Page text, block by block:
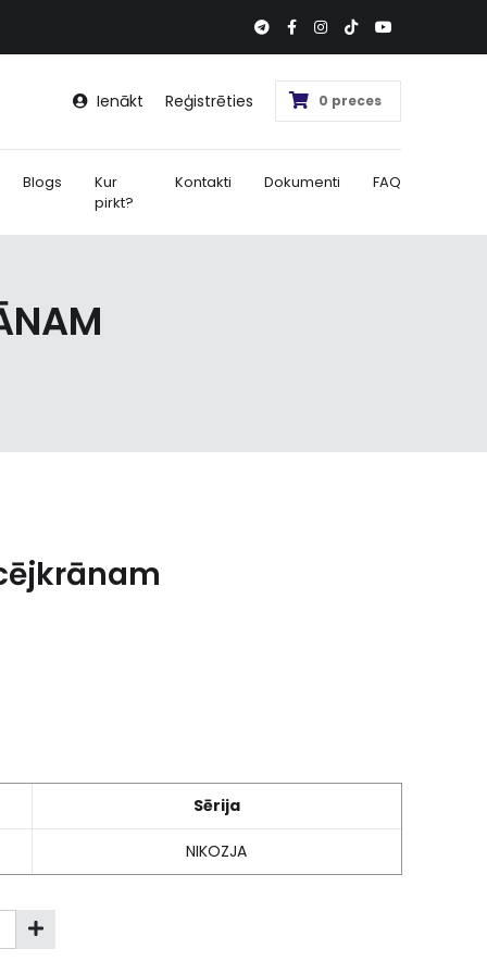
Ienākt Reģistrēties 0 preces
Blogs
Kur
pirkt?
Kontakti Dokumenti FAQ
Sērija
NIKOZJA